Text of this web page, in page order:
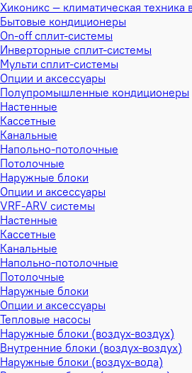
Хиконикс — климатическая техника
Бытовые кондиционеры
On-off сплит-системы
Инверторные сплит-системы
Мульти сплит-системы
Опции и аксессуары
Полупромышленные кондиционеры
Настенные
Кассетные
Канальные
Напольно-потолочные
Потолочные
Наружные блоки
Опции и аксессуары
VRF-ARV системы
Настенные
Кассетные
Канальные
Напольно-потолочные
Потолочные
Наружные блоки
Опции и аксессуары
Тепловые насосы
Наружные блоки (воздух-воздух)
Внутренние блоки (воздух-воздух)
Наружные блоки (воздух-вода)